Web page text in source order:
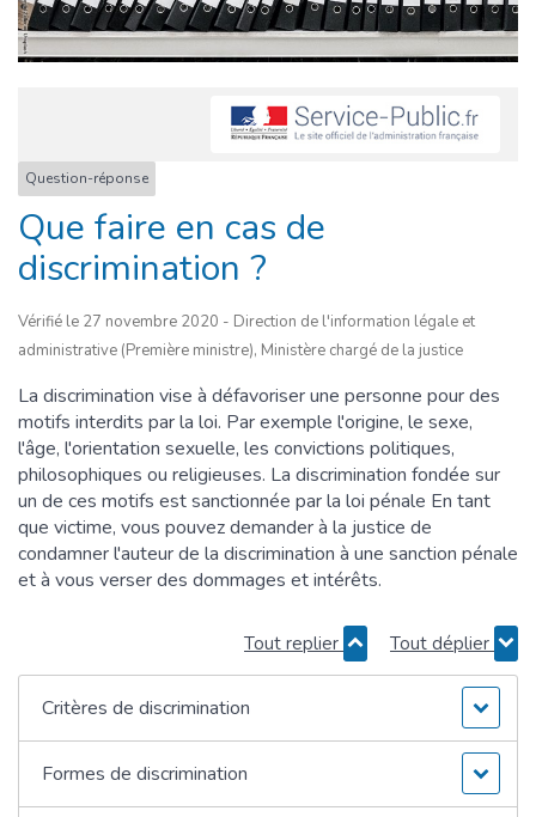
Question-réponse
Que faire en cas de
discrimination ?
Vérifié le 27 novembre 2020 - Direction de l'information légale et
administrative (Première ministre), Ministère chargé de la justice
La discrimination vise à défavoriser une personne pour des
motifs interdits par la loi. Par exemple l'origine, le sexe,
l'âge, l'orientation sexuelle, les convictions politiques,
philosophiques ou religieuses. La discrimination fondée sur
un de ces motifs est sanctionnée par la loi pénale En tant
que victime, vous pouvez demander à la justice de
condamner l'auteur de la discrimination à une sanction pénale
et à vous verser des dommages et intérêts.
Tout replier Tout déplier
Critères de discrimination
Formes de discrimination